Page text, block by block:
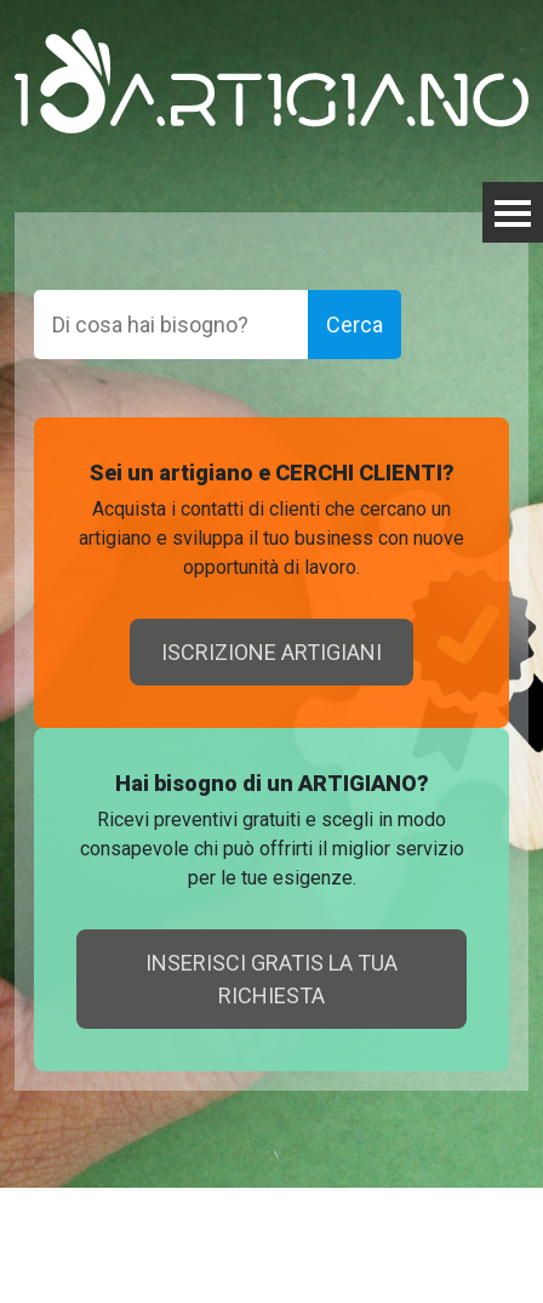
Cerca
Cerca
Sei un artigiano e CERCHI CLIENTI?
Acquista i contatti di clienti che cercano un
artigiano e sviluppa il tuo business con nuove
opportunità di lavoro.
ISCRIZIONE ARTIGIANI
Hai bisogno di un ARTIGIANO?
Ricevi preventivi gratuiti e scegli in modo
consapevole chi può offrirti il miglior servizio
per le tue esigenze.
INSERISCI GRATIS LA TUA
RICHIESTA